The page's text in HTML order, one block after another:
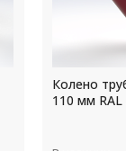
Колено
110 мм RAL